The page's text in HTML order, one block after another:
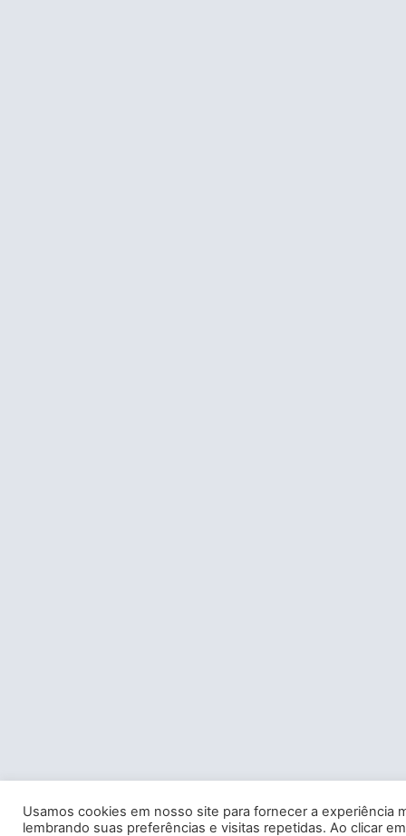
Usamos cookies em nosso site para fornecer a experiência
lembrando suas preferências e visitas repetidas. Ao clicar